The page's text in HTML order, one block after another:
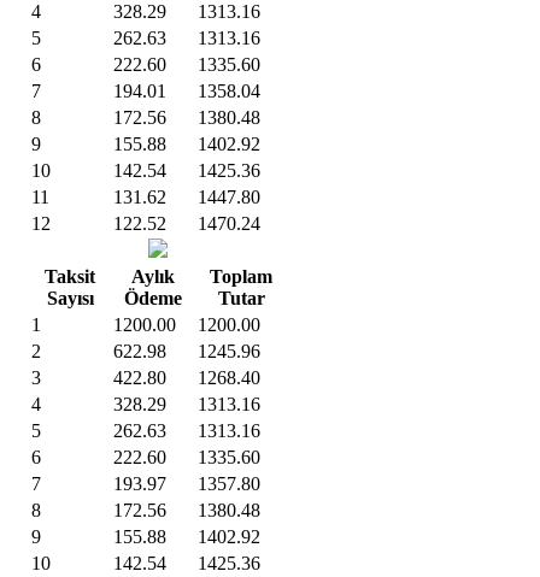
4 328.29
1313.16
5
262.63
1313.16
6
222.60
1335.60
7
194.01
1358.04
8
172.56
1380.48
9
155.88
1402.92
10
142.54
1425.36
11
131.62
1447.80
12
122.52 1470.24
Taksit
Sayısı
Aylık
Ödeme
Toplam
Tutar
1
1200.00
1200.00
2
622.98
1245.96
3
422.80
1268.40
4
328.29
1313.16
5
262.63
1313.16
6
222.60
1335.60
7
193.97
1357.80
8
172.56
1380.48
9
155.88
1402.92
10
142.54
1425.36